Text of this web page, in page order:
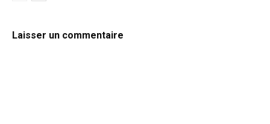
Laisser un commentaire